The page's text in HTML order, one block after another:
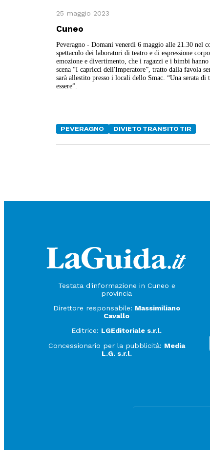
25 maggio 2023
Cuneo
Peveragno - Domani venerdì 6 maggio alle 21.30 nel
spettacolo dei laboratori di teatro e di espressione
emozione e divertimento, che i ragazzi e i bimbi
scena “I capricci dell'Imperatore”, tratto dalla favola
sarà allestito presso i locali dello Smac. “Una serata
essere”.
PEVERAGNO DIVIETO TRANSITO TIR
Testata d'informazione in Cuneo e
provincia
Direttore responsabile: Massimiliano
Cavallo
Editrice: LGEditoriale s.r.l.
Concessionario per la pubblicità: Media
L.G. s.r.l.